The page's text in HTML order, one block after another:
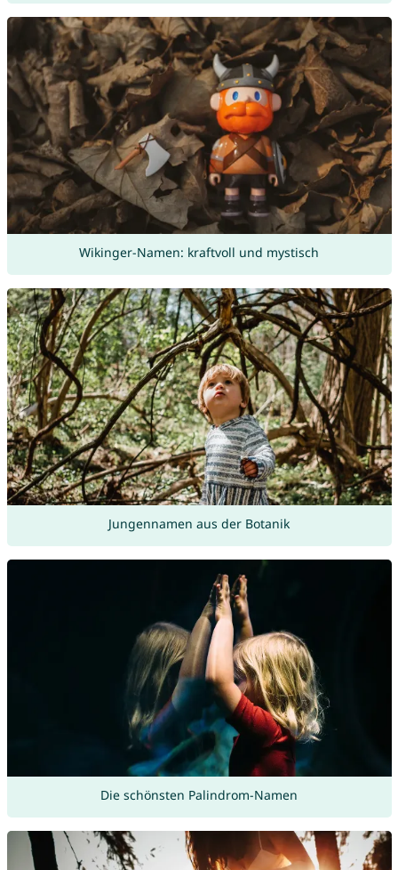
Wikinger-Namen: kraftvoll und mystisch
Jungennamen aus der Botanik
Die schönsten Palindrom-Namen